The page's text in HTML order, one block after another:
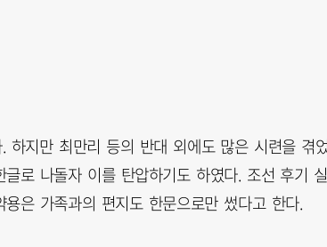
지만 최만리 등의 반대 외에도 많은 시련을 겪었
로 나돌자 이를 탄압하기도 하였다. 조선 후기 실
은 가족과의 편지도 한문으로만 썼다고 한다.